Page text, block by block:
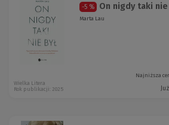
-5 % On nigdy taki nie
Marta Lau
Najniższa
Wielka Litera
Rok publikacji: 2025